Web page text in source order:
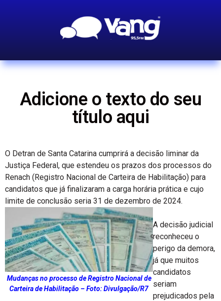
Adicione o texto do seu
título aqui
O Detran de Santa Catarina cumprirá a decisão liminar da
Justiça Federal, que estendeu os prazos dos processos do
Renach (Registro Nacional de Carteira de Habilitação) para
candidatos que já finalizaram a carga horária prática e cujo
limite de conclusão seria 31 de dezembro de 2024.
Mudanças no processo de Registro Nacional de
Carteira de Habilitação – Foto: Divulgação/R7
A decisão judicial
reconheceu o
perigo da demora,
já que muitos
candidatos
seriam
prejudicados pela